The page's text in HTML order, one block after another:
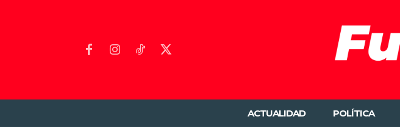
ACTUALIDAD POLÍTICA